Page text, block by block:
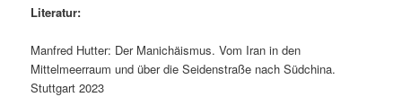
Literatur:
Manfred Hutter: Der Manichäismus. Vom Iran in den
Mittelmeerraum und über die Seidenstraße nach Südchina.
Stuttgart 2023